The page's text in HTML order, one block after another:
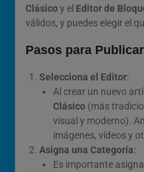
Clásicoy el Editor de
válidos, y puedes elegir el
Pasos para
Selecciona el Editor:
Al crear un nuevo
Clásico(más
visual y moderno).
imágenes, vídeos y
Asigna una Categoría:
Es importante